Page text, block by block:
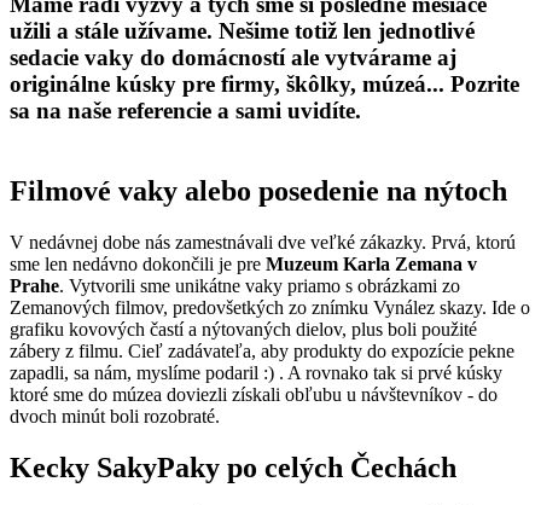
užili a stále užívame. Nešime totiž len jednotlivé
sedacie vaky do domácností ale vytvárame aj
originálne kúsky pre firmy, škôlky, múzeá... Pozrite
sa na naše referencie a sami uvidíte.
Filmové vaky alebo posedenie na nýtoch
V nedávnej dobe nás zamestnávali dve veľké zákazky. Prvá, ktorú
sme len nedávno dokončili je pre Muzeum Karla Zemana v
Prahe. Vytvorili sme unikátne vaky priamo s obrázkami zo
Zemanových filmov, predovšetkých zo znímku Vynález skazy. Ide o
grafiku kovových častí a nýtovaných dielov, plus boli použité
zábery z filmu. Cieľ zadávateľa, aby produkty do expozície pekne
zapadli, sa nám, myslíme podaril :) . A rovnako tak si prvé kúsky
ktoré sme do múzea doviezli získali obľubu u návštevníkov - do
dvoch minút boli rozobraté.
Kecky SakyPaky po celých Čechách